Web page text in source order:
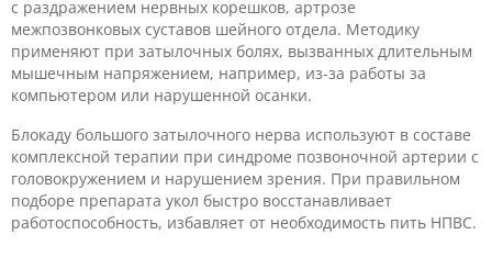
с раздражением нервных корешков, артрозе
межпозвонковых суставов шейного отдела. Методику
применяют при затылочных болях, вызванных длительным
мышечным напряжением, например, из-за работы за
компьютером или нарушенной осанки.
Блокаду большого затылочного нерва используют в составе
комплексной терапии при синдроме позвоночной артерии с
головокружением и нарушением зрения. При правильном
подборе препарата укол быстро восстанавливает
работоспособность, избавляет от необходимость пить НПВС.